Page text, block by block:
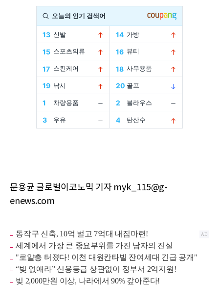
문용균 글로벌이코노믹 기자 myk_115@g-
enews.com